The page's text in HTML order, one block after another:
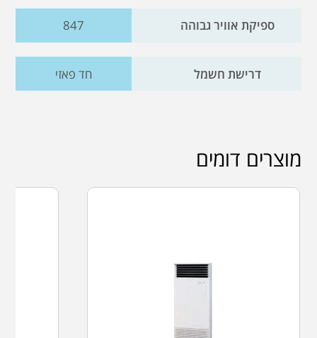
ספיקת אוויר גבוהה 847
דרישת חשמל חד פאזי
מוצרים דומים